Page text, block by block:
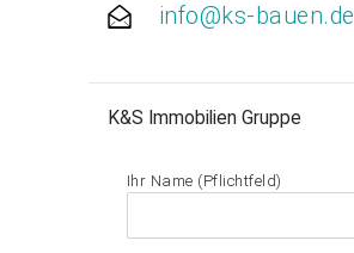
info@ks-bauen.de
K&S Immobilien Gruppe
Ihr Name (Pflichtfeld)